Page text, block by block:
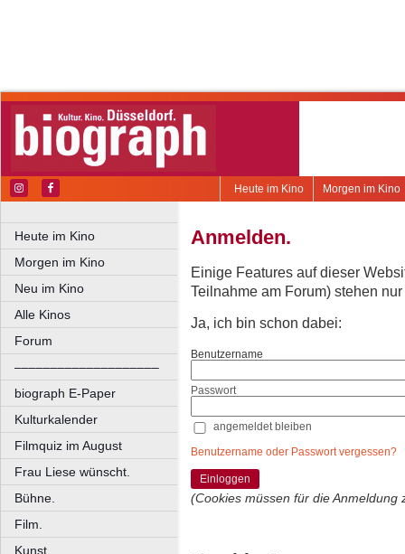
Morgen im Kino
Heute im Kino
Heute im Kino
Morgen im Kino
Neu im Kino
Alle Kinos
Forum
––––––––––––––––––––
biograph E-Paper
Kulturkalender
Filmquiz im August
Frau Liese wünscht.
Bühne.
Film.
Kunst.
Anmelden.
Einige Features auf dieser
Teilnahme am Forum) stehen
Ja, ich bin schon dabei:
Benutzername
Passwort
angemeldet bleiben
Benutzername oder Passwort vergessen?
Einloggen
(Cookies müssen für die Anmeldung